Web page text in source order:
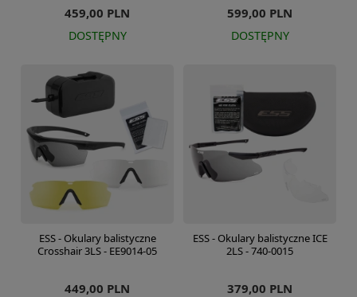
459,00 PLN
DOSTĘPNY
599,00 PLN
DOSTĘPNY
ESS - Okulary balistyczne
Crosshair 3LS - EE9014-05
449,00 PLN
ESS - Okulary balistyczne ICE
2LS - 740-0015
379,00 PLN